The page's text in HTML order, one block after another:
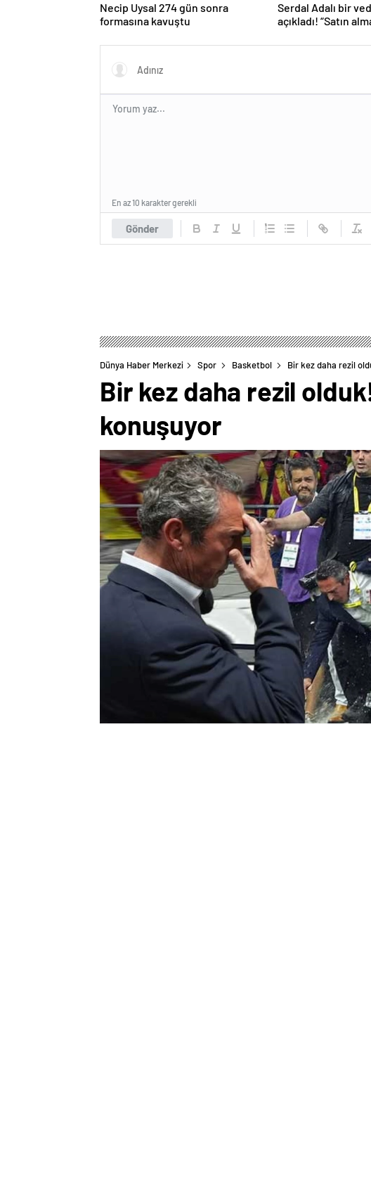
Necip Uysal 274 gün sonra
formasına kavuştu
Serdal Adalı bir
açıkladı! “Satın
Gönder
En az 10 karakter gerekli
Dünya Haber Merkezi Spor Basketbol Bir kez daha rezil
Bir kez daha rezil
konuşuyor